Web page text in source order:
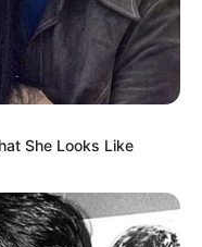
She Looks Like